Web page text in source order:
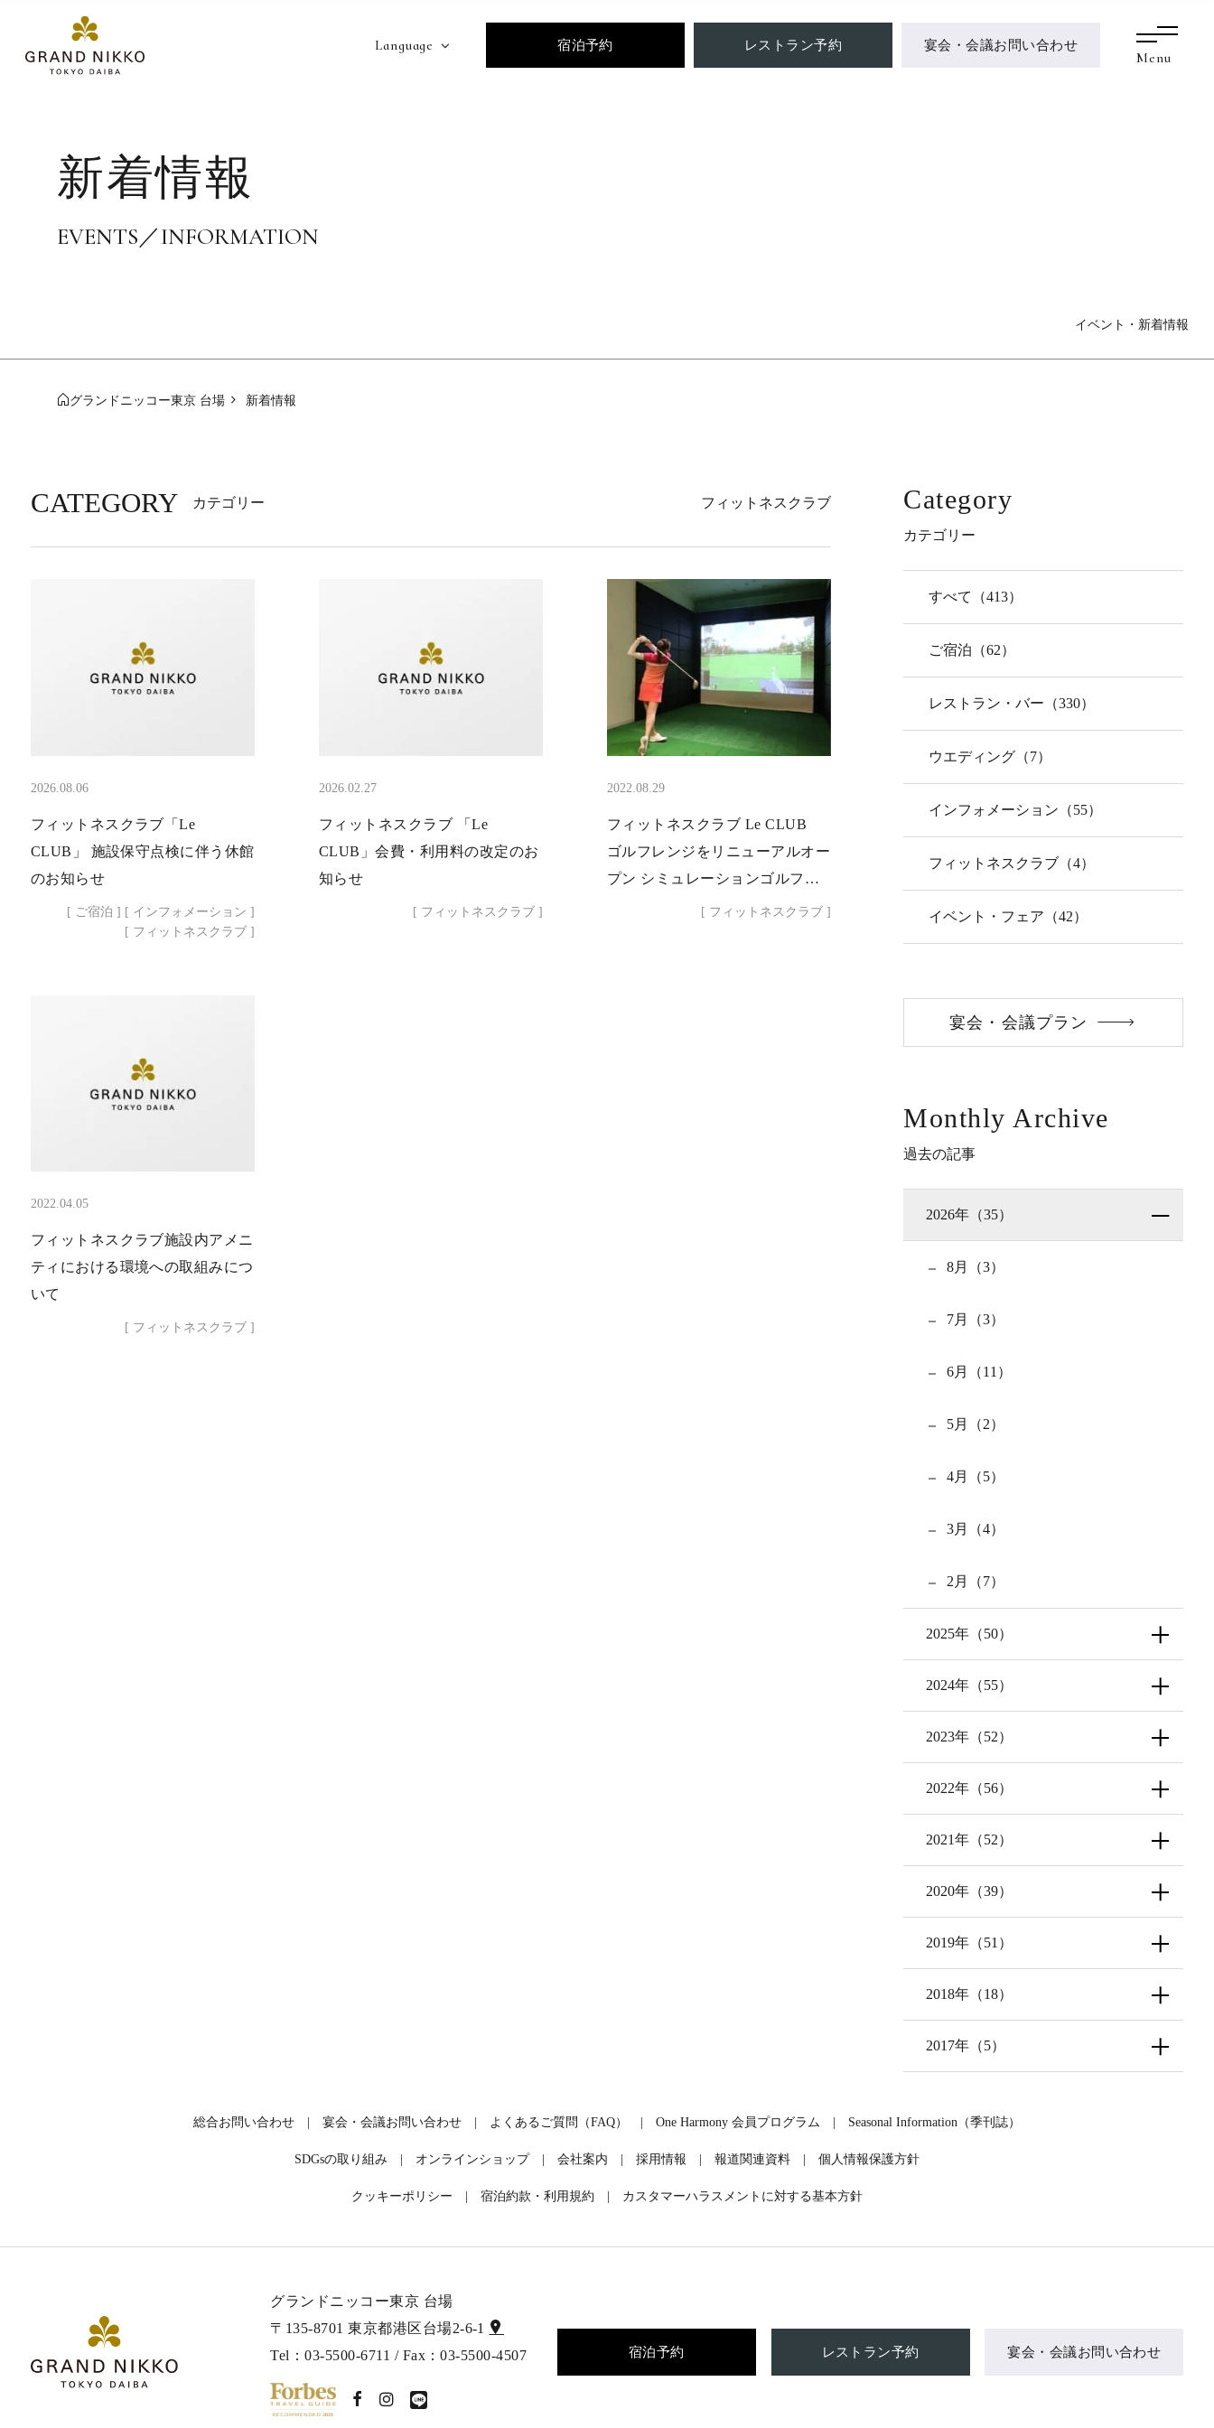
Language 宿泊予約 レストラン予約 宴会・会議お問い合わせ
Menu
新着情報
EVENTS／INFORMATION
イベント・新着情報
グランドニッコー東京 台場 新着情報
CATEGORY カテゴリー フィットネスクラブ
2026.08.06
フィットネスクラブ「Le
CLUB」 施設保守点検に伴う休館
のお知らせ
[ ご宿泊 ] [ インフォメーション ]
[ フィットネスクラブ ]
2026.02.27
フィットネスクラブ 「Le
CLUB」会費・利用料の改定のお
知らせ
[ フィットネスクラブ ]
2022.08.29
フィットネスクラブ Le CLUB
ゴルフレンジをリニューアルオー
プン シミュレーションゴルフ
[ フィットネスクラブ ]
2022.04.05
フィットネスクラブ施設内アメニ
ティにおける環境への取組みにつ
いて
[ フィットネスクラブ ]
Category
カテゴリー
すべて（413）
ご宿泊（62）
レストラン・バー（330）
ウエディング（7）
インフォメーション（55）
フィットネスクラブ（4）
イベント・フェア（42）
宴会・会議プラン
Monthly Archive
過去の記事
2026年（35）
8月（3）
7月（3）
6月（11）
5月（2）
4月（5）
3月（4）
2月（7）
2025年（50）
2024年（55）
2023年（52）
2022年（56）
2021年（52）
2020年（39）
2019年（51）
2018年（18）
2017年（5）
総合お問い合わせ 宴会・会議お問い合わせ よくあるご質問（FAQ） One Harmony 会員プログラム Seasonal Information（季刊誌）
SDGsの取り組み オンラインショップ 会社案内 採用情報 報道関連資料 個人情報保護方針
クッキーポリシー 宿泊約款・利用規約 カスタマーハラスメントに対する基本方針
グランドニッコー東京 台場
〒135-8701 東京都港区台場2-6-1
Tel：03-5500-6711 / Fax：03-5500-4507 宿泊予約 レストラン予約 宴会・会議お問い合わせ